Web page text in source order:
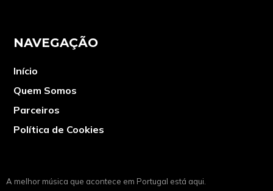
NAVEGAÇÃO
Início
Quem Somos
Parceiros
Política de Cookies
A melhor música que acontece em Portugal está aqui.